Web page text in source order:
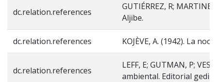
dc.relation.references
GUTIÉRREZ, R;
Aljibe.
dc.relation.references KOJÈVE, A. (1942). La
dc.relation.references
LEFF, E; GUTMAN, P;
ambiental. Editorial gedisa